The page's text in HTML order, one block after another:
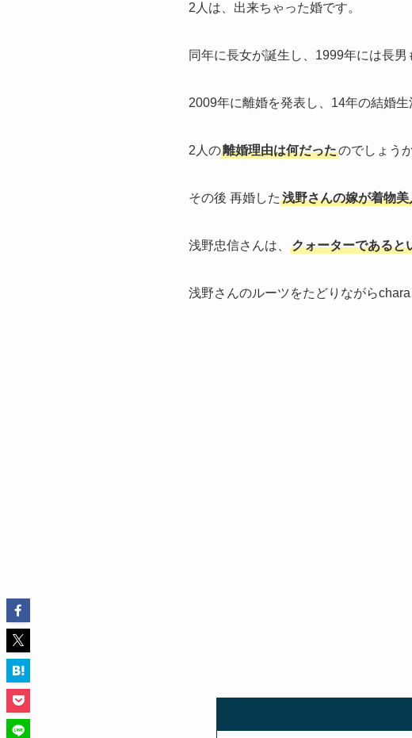
2人は、出来ちゃった婚です。
同年に長女が誕生し、1999年には長男
2009年に離婚を発表し、14年の結婚生
2人の離婚理由は何だったのでしょうか
その後 再婚した 浅野さんの嫁が着物
浅野忠信さんは、 クォーターであると
浅野さんのルーツをたどりながら